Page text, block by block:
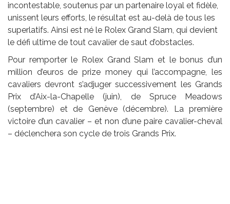
incontestable, soutenus par un partenaire loyal et fidèle,
unissent leurs efforts, le résultat est au-delà de tous les
superlatifs. Ainsi est né le Rolex Grand Slam, qui devient
le défi ultime de tout cavalier de saut d’obstacles.
Pour remporter le Rolex Grand Slam et le bonus d’un
million d’euros de prize money qui l’accompagne, les
cavaliers devront s’adjuger successivement les Grands
Prix d’Aix-la-Chapelle (juin), de Spruce Meadows
(septembre) et de Genève (décembre). La première
victoire d’un cavalier – et non d’une paire cavalier-cheval
– déclenchera son cycle de trois Grands Prix.